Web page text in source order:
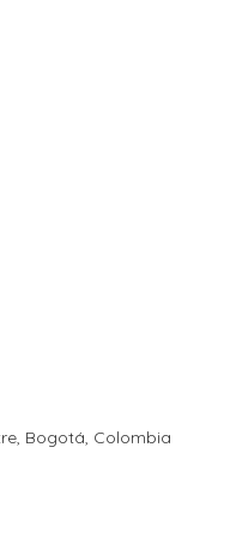
Bogotá, Colombia